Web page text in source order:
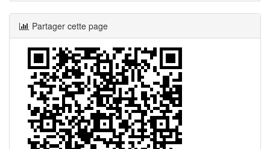
Partager cette page